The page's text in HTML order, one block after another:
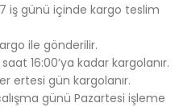
iş günü içinde kargo teslim
ile gönderilir.
16:00’ya kadar kargolanır.
ertesi gün kargolanır.
günü Pazartesi işleme